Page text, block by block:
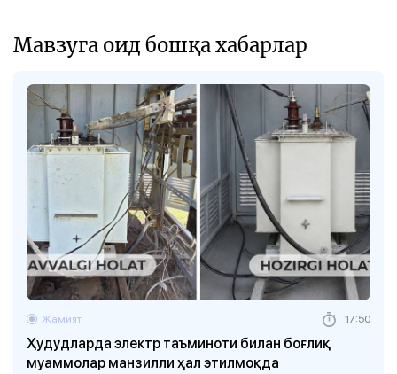
Мавзуга оид бошқа хабарлар
Ҳудудларда электр таъминоти билан боғлиқ
муаммолар манзилли ҳал этилмоқда
Жамият 17:50